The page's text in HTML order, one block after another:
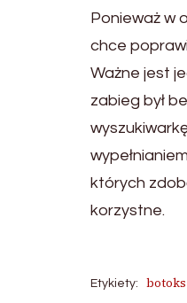
Ponieważ w
chce
Ważne jest
zabieg był
których
korzystne.
Etykiety: botoks